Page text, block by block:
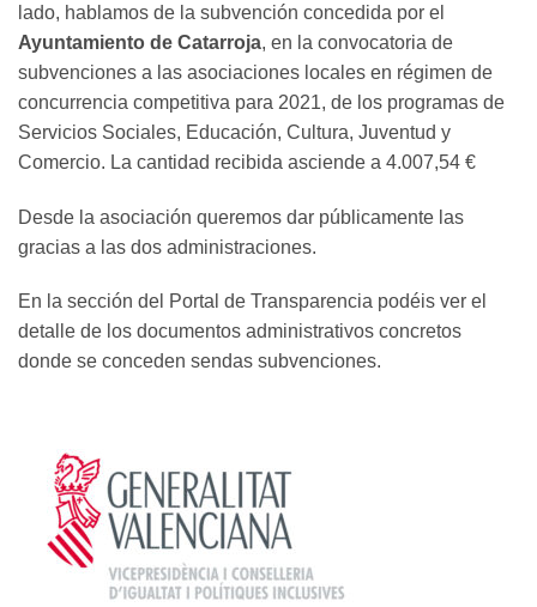
lado, hablamos de la subvención concedida por el
Ayuntamiento de Catarroja, en la convocatoria de
subvenciones a las asociaciones locales en régimen de
concurrencia competitiva para 2021, de los programas de
Servicios Sociales, Educación, Cultura, Juventud y
Comercio. La cantidad recibida asciende a 4.007,54 €
Desde la asociación queremos dar públicamente las
gracias a las dos administraciones.
En la sección del Portal de Transparencia podéis ver el
detalle de los documentos administrativos concretos
donde se conceden sendas subvenciones.